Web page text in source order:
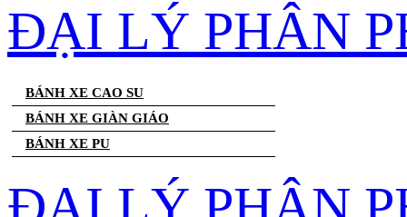
ĐẠI LÝ PHÂN
BÁNH XE CAO SU
BÁNH XE GIÀN GIÁO
BÁNH XE PU